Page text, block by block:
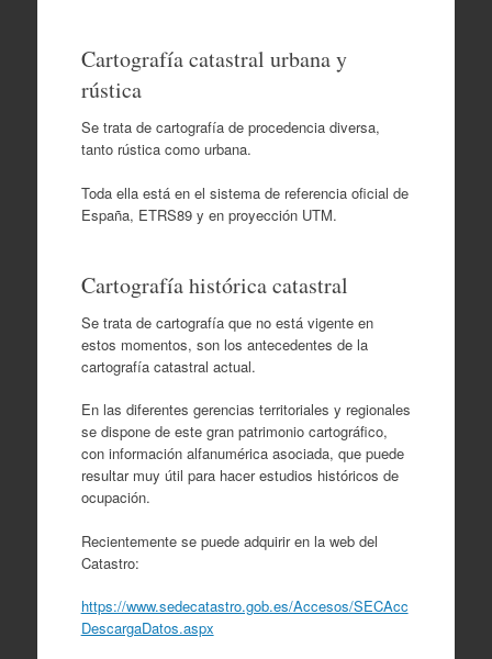
Cartografía catastral urbana y
rústica
Se trata de cartografía de procedencia diversa,
tanto rústica como urbana.
Toda ella está en el sistema de referencia oficial de
España, ETRS89 y en proyección UTM.
Cartografía histórica catastral
Se trata de cartografía que no está vigente en
estos momentos, son los antecedentes de la
cartografía catastral actual.
En las diferentes gerencias territoriales y regionales
se dispone de este gran patrimonio cartográfico,
con información alfanumérica asociada, que puede
resultar muy útil para hacer estudios históricos de
ocupación.
Recientemente se puede adquirir en la web del
Catastro:
https://www.sedecatastro.gob.es/Accesos/SECAcc
DescargaDatos.aspx